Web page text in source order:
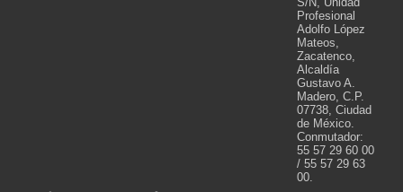
Profesional
Adolfo López
Mateos,
Zacatenco,
Alcaldía
Gustavo A.
Madero, C.P.
07738, Ciudad
de México.
Conmutador:
55 57 29 60 00
/ 55 57 29 63
00.